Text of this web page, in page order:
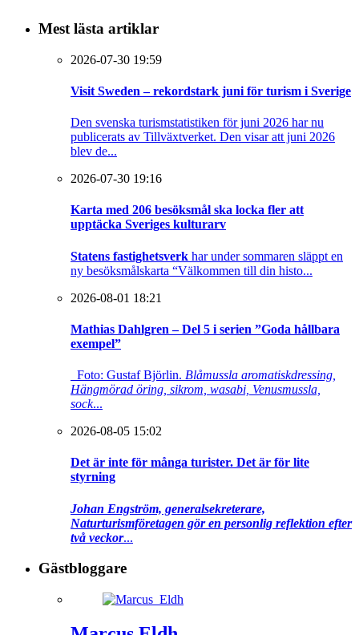
Mest lästa artiklar
2026-07-30 19:59
Visit Sweden – rekordstark juni för turism i Sverige
Den svenska turismstatistiken för juni 2026 har nu
publicerats av Tillväxtverket. Den visar att juni 2026
blev de...
2026-07-30 19:16
Karta med 206 besöksmål ska locka fler att
upptäcka Sveriges kulturarv
Statens fastighetsverk har under sommaren släppt en
ny besöksmålskarta “Välkommen till din histo...
2026-08-01 18:21
Mathias Dahlgren – Del 5 i serien ”Goda hållbara
exempel”
Foto: Gustaf Björlin. Blåmussla aromatiskdressing,
Hängmörad öring, sikrom, wasabi, Venusmussla,
sock...
2026-08-05 15:02
Det är inte för många turister. Det är för lite
styrning
Johan Engström, generalsekreterare,
Naturturismföretagen gör en personlig reflektion efter
två veckor...
Gästbloggare